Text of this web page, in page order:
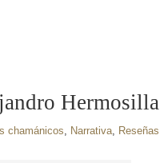
Hermosilla
chamánicos, Narrativa, Reseñas